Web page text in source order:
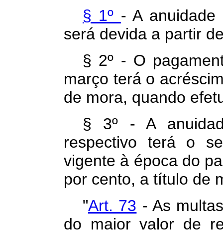
§ 1º - A
será devida a partir
§ 2º - O
março terá o
de mora, quando
§ 3º - A
respectivo terá o
vigente à época do
por cento, a título de
"Art. 73 - As
do maior valor de